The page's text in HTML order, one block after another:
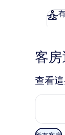
客
查看
查看今
可